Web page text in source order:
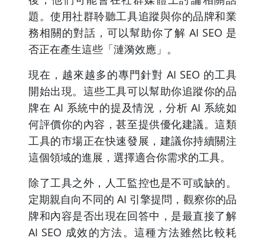
題。使用社群聆聽工具追蹤與你的品牌和業
務相關的對話，可以幫助你了解 AI SEO 是
否正在產生這些「漣漪效應」。
現在，越來越多的專門針對 AI SEO 的工具
開始出現。這些工具可以幫助你追蹤你的品
牌在 AI 系統中的提及情況，分析 AI 系統如
何評價你的內容，甚至提供優化建議。這類
工具的市場正在快速發展，建議你持續關注
這個領域的進展，選擇適合你需求的工具。
除了工具之外，人工監控也是不可或缺的。
定期親自向不同的 AI 引擎提問，觀察你的品
牌和內容是否出現在回答中，是最直接了解
AI SEO 成效的方法。這種方法雖然比較耗